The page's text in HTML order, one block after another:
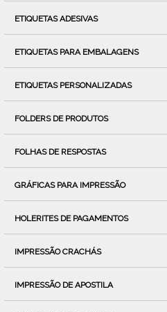
ETIQUETAS ADESIVAS
ETIQUETAS PARA EMBALAGENS
ETIQUETAS PERSONALIZADAS
FOLDERS DE PRODUTOS
FOLHAS DE RESPOSTAS
GRÁFICAS PARA IMPRESSÃO
HOLERITES DE PAGAMENTOS
IMPRESSÃO CRACHÁS
IMPRESSÃO DE APOSTILA